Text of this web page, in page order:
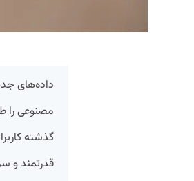
داده‌های
مصنوعی را
گذشته